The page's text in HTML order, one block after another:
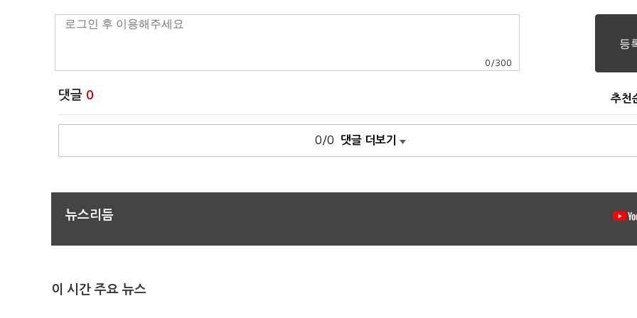
0 /300
댓글 0 추천
0/0 댓글 더보기
뉴스리듬
이 시간 주요 뉴스